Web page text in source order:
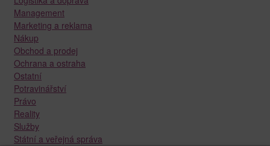
Management
Marketing a reklama
Nákup
Obchod a prodej
Ochrana a ostraha
Ostatní
Potravinářství
Právo
Reality
Služby
Státní a veřejná správa